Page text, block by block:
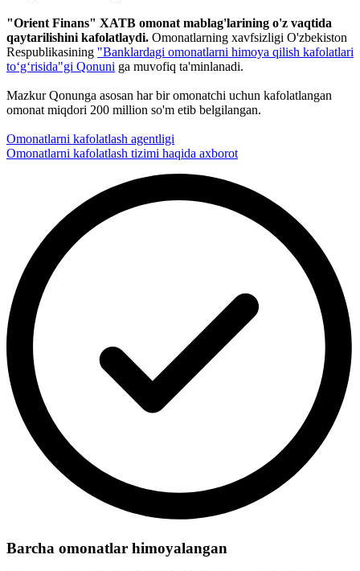
"Orient Finans" XATB omonat mablag'larining o'z vaqtida
qaytarilishini kafolatlaydi. Omonatlarning xavfsizligi O'zbekiston
Respublikasining "Banklardagi omonatlarni himoya qilish kafolatlari
to‘g‘risida"gi Qonuni ga muvofiq ta'minlanadi.
Mazkur Qonunga asosan har bir omonatchi uchun kafolatlangan
omonat miqdori 200 million so'm etib belgilangan.
Omonatlarni kafolatlash agentligi
Omonatlarni kafolatlash tizimi haqida axborot
Barcha omonatlar himoyalangan